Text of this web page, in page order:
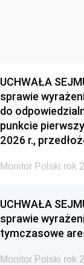
UCHWAŁA
sprawie
do
punkcie
2026 r.,
Monitor Polski rok
UCHWAŁA
sprawie
tymczasowe
Monitor Polski rok